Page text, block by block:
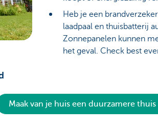
Heb je een
laadpaal en thuisbatterij
Zonnepanelen kunnen
het geval. Check best
Maak van je huis een duurzamere thuis